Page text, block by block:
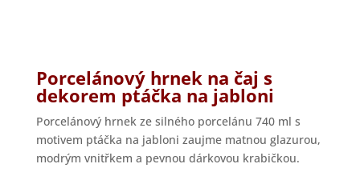
Porcelánový hrnek na čaj s
dekorem ptáčka na jabloni
Porcelánový hrnek ze silného porcelánu 740 ml s
motivem ptáčka na jabloni zaujme matnou glazurou,
modrým vnitřkem a pevnou dárkovou krabičkou.